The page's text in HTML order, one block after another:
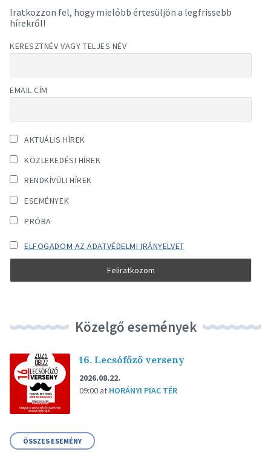
Iratkozzon fel, hogy mielőbb értesüljön a legfrissebb
hírekről!
KERESZTNÉV VAGY TELJES NÉV
EMAIL CÍM
AKTUÁLIS HÍREK
KÖZLEKEDÉSI HÍREK
RENDKÍVÜLI HÍREK
ESEMÉNYEK
PRÓBA
ELFOGADOM AZ ADATVÉDELMI IRÁNYELVET
Közelgő események
16. Lecsófőző verseny
2026.08.22.
09:00 at HORÁNYI PIAC TÉR
ÖSSZES ESEMÉNY